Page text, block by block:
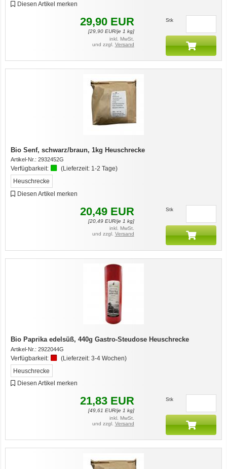
Diesen Artikel merken
29,90 EUR
[29,90EUR/je 1 kg]
inkl. MwSt.
und zzgl. Versand
Stk
Bio Senf, schwarz/braun, 1kg Heuschrecke
Artikel-Nr.: 2932452G
Verfügbarkeit: (Lieferzeit: 1-2 Tage)
Heuschrecke
Diesen Artikel merken
20,49 EUR
[20,49EUR/je 1 kg]
inkl. MwSt.
und zzgl. Versand
Stk
Bio Paprika edelsüß, 440g Gastro-Steudose Heuschrecke
Artikel-Nr.: 2922044G
Verfügbarkeit: (Lieferzeit:3-4 Wochen)
Heuschrecke
Diesen Artikel merken
21,83 EUR
[49,61 EUR/je 1 kg]
inkl. MwSt.
und zzgl. Versand
Stk